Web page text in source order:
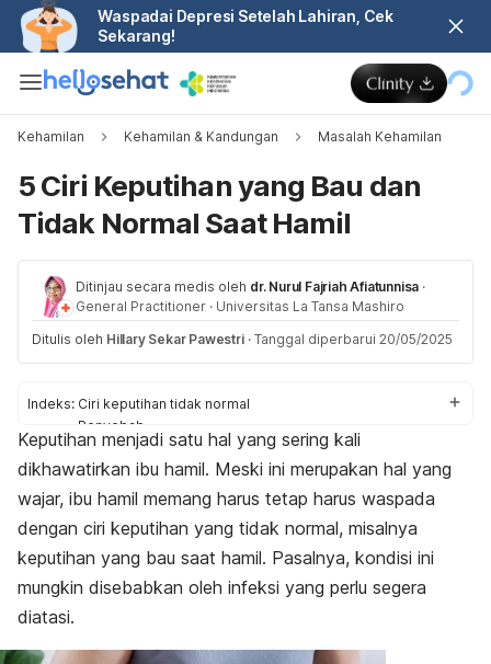
Waspadai Depresi Setelah Lahiran, Cek
Sekarang!
Kehamilan Kehamilan & Kandungan Masalah Kehamilan
5 Ciri Keputihan yang Bau dan
Tidak Normal Saat Hamil
Ditinjau secara medis oleh dr. Nurul Fajriah Afiatunnisa ·
General Practitioner · Universitas La Tansa Mashiro
Ditulis oleh Hillary Sekar Pawestri · Tanggal diperbarui 20/05/2025
Indeks: Ciri keputihan tidak normal
Penyebab
Cara mengatasi
Keputihan menjadi satu hal yang sering kali
dikhawatirkan ibu hamil. Meski ini merupakan hal yang
wajar, ibu hamil memang harus tetap harus waspada
dengan ciri keputihan yang tidak normal, misalnya
keputihan yang bau saat hamil. Pasalnya, kondisi ini
mungkin disebabkan oleh infeksi yang perlu segera
diatasi.